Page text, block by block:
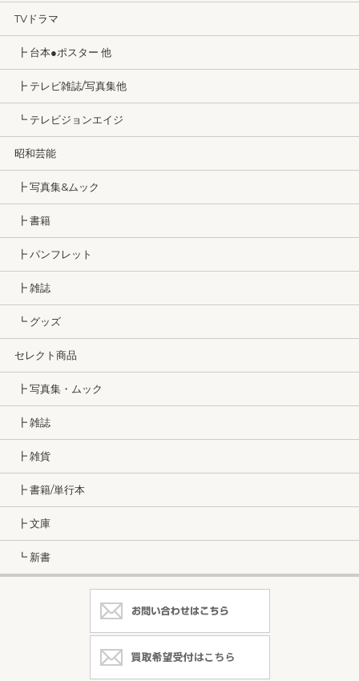
TVドラマ
┣ 台本●ポスター 他
┣ テレビ雑誌/写真集他
┗ テレビジョンエイジ
昭和芸能
┣ 写真集&ムック
┣ 書籍
┣ パンフレット
┣ 雑誌
┗ グッズ
セレクト商品
┣ 写真集・ムック
┣ 雑誌
┣ 雑貨
┣ 書籍/単行本
┣ 文庫
┗ 新書